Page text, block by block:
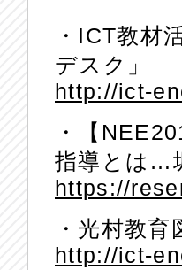
・ICT教材
デスク」
http://ict-
・【
指導とは…
https://
・光村教
http://ict-